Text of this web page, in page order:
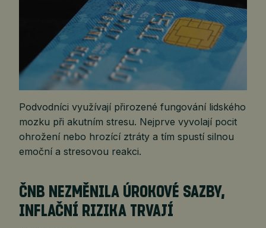
Podvodníci využívají přirozené fungování lidského
mozku při akutním stresu. Nejprve vyvolají pocit
ohrožení nebo hrozící ztráty a tím spustí silnou
emoční a stresovou reakci.
ČNB NEZMĚNILA ÚROKOVÉ SAZBY,
INFLAČNÍ RIZIKA TRVAJÍ